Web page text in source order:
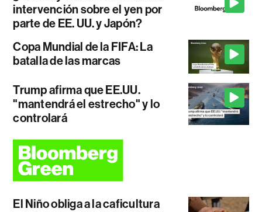
intervención sobre el yen por
parte de EE. UU. y Japón?
Copa Mundial de la FIFA: La
batalla de las marcas
Trump afirma que EE.UU.
"mantendrá el estrecho" y lo
controlará
El Niño obliga a la caficultura